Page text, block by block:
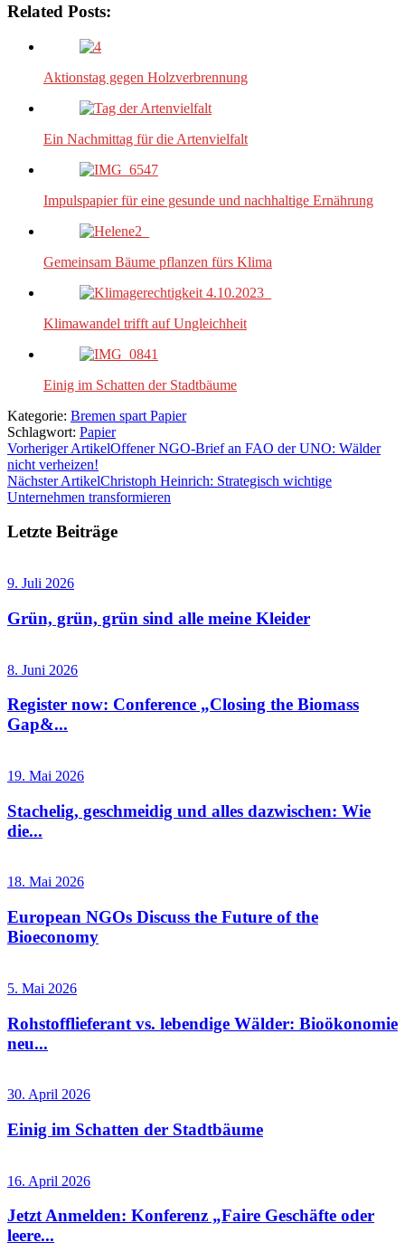
Related Posts:
Aktionstag gegen Holzverbrennung
Ein Nachmittag für die Artenvielfalt
Impulspapier für eine gesunde und nachhaltige Ernährung
Gemeinsam Bäume pflanzen fürs Klima
Klimawandel trifft auf Ungleichheit
Einig im Schatten der Stadtbäume
Kategorie: Bremen spart Papier
Schlagwort: Papier
Vorheriger ArtikelOffener NGO-Brief an FAO der UNO: Wälder
nicht verheizen!
Nächster ArtikelChristoph Heinrich: Strategisch wichtige
Unternehmen transformieren
Letzte Beiträge
9. Juli 2026
Grün, grün, grün sind alle meine Kleider
8. Juni 2026
Register now: Conference „Closing the Biomass
Gap&...
19. Mai 2026
Stachelig, geschmeidig und alles dazwischen: Wie
die...
18. Mai 2026
European NGOs Discuss the Future of the
Bioeconomy
5. Mai 2026
Rohstofflieferant vs. lebendige Wälder: Bioökonomie
neu...
30. April 2026
Einig im Schatten der Stadtbäume
16. April 2026
Jetzt Anmelden: Konferenz „Faire Geschäfte oder
leere...